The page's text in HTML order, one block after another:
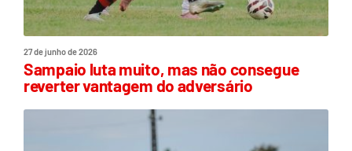
27 de junho de 2026
Sampaio luta muito, mas não consegue
reverter vantagem do adversário